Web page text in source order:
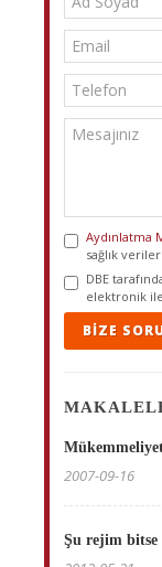
Aydınlatma
sağlık
DBE
elektronik
BIZE
2007-09-16
Şu rejim bitse